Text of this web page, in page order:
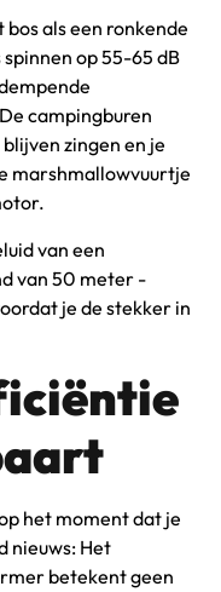
als een ronkende
op 55-65 dB
campingburen
zingen en je
marshmallowvuurtje
van een
van 50 meter -
je de stekker in
het moment dat je
nieuws: Het
betekent geen